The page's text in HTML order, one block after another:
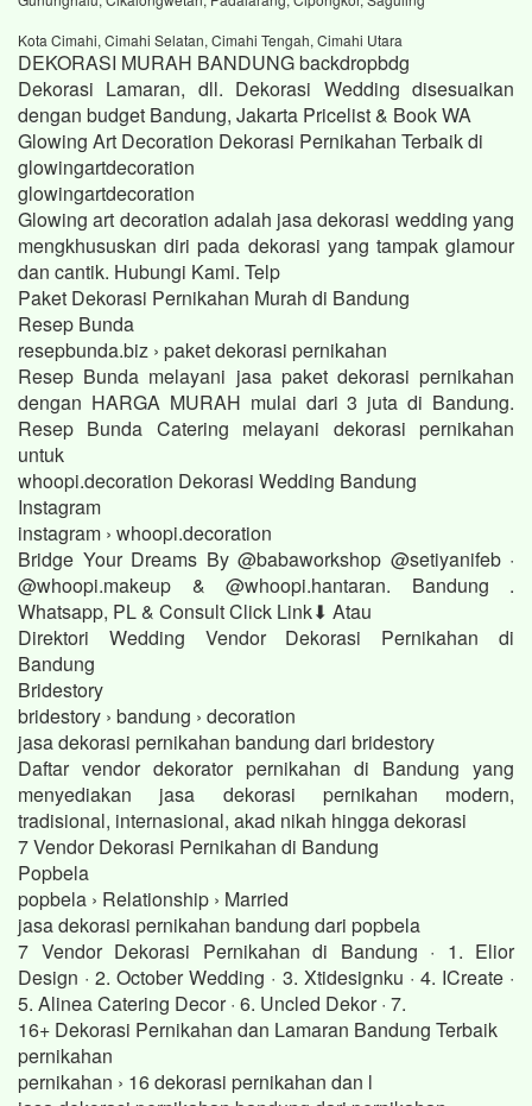
Kota Cimahi, Cimahi Selatan, Cimahi Tengah, Cimahi Utara
DEKORASI MURAH BANDUNG backdropbdg
Dekorasi Lamaran, dll. Dekorasi Wedding disesuaikan
dengan budget Bandung, Jakarta Pricelist & Book WA
Glowing Art Decoration Dekorasi Pernikahan Terbaik di
glowingartdecoration
glowingartdecoration
Glowing art decoration adalah jasa dekorasi wedding yang
mengkhususkan diri pada dekorasi yang tampak glamour
dan cantik. Hubungi Kami. Telp
Paket Dekorasi Pernikahan Murah di Bandung
Resep Bunda
resepbunda.biz › paket dekorasi pernikahan
Resep Bunda melayani jasa paket dekorasi pernikahan
dengan HARGA MURAH mulai dari 3 juta di Bandung.
Resep Bunda Catering melayani dekorasi pernikahan
untuk
whoopi.decoration Dekorasi Wedding Bandung
Instagram
instagram › whoopi.decoration
Bridge Your Dreams By @babaworkshop @setiyanifeb ·
@whoopi.makeup & @whoopi.hantaran. Bandung .
Whatsapp, PL & Consult Click Link⬇ Atau
Direktori Wedding Vendor Dekorasi Pernikahan di
Bandung
Bridestory
bridestory › bandung › decoration
jasa dekorasi pernikahan bandung dari bridestory
Daftar vendor dekorator pernikahan di Bandung yang
menyediakan jasa dekorasi pernikahan modern,
tradisional, internasional, akad nikah hingga dekorasi
7 Vendor Dekorasi Pernikahan di Bandung
Popbela
popbela › Relationship › Married
jasa dekorasi pernikahan bandung dari popbela
7 Vendor Dekorasi Pernikahan di Bandung · 1. Elior
Design · 2. October Wedding · 3. Xtidesignku · 4. ICreate ·
5. Alinea Catering Decor · 6. Uncled Dekor · 7.
16+ Dekorasi Pernikahan dan Lamaran Bandung Terbaik
pernikahan
pernikahan › 16 dekorasi pernikahan dan l